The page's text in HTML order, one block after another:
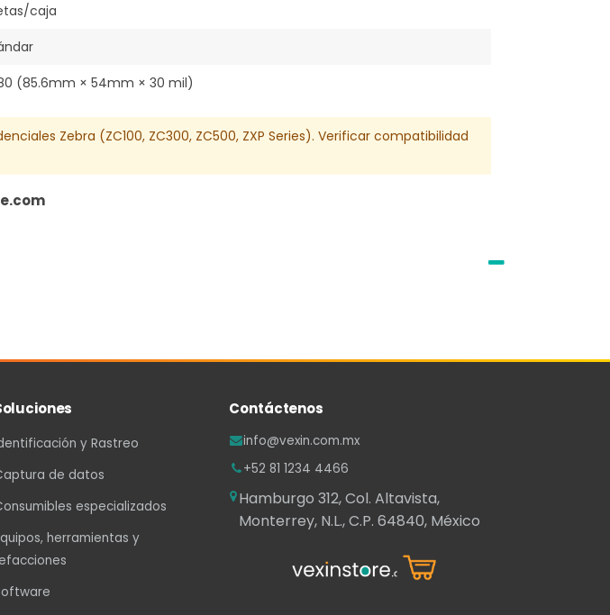
caja
(85.6mm × 54mm × 30 mil)
Zebra (ZC100, ZC300, ZC500, ZXP Series). Verificar compatibilidad
y Rastreo
de datos
especializados
herramientas y
Contáctenos
info@vexin.com.mx
+52 81 1234 4466
Hamburgo 312, Col. Altavista,
Monterrey, N.L., C.P. 64840, México